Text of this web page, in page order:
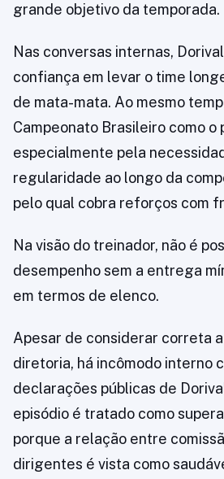
grande objetivo da temporada.
Nas conversas internas,
confiança em levar o time
de mata-mata. Ao mesmo
Campeonato Brasileiro como o
especialmente pela
regularidade ao longo da
pelo qual cobra reforços com
Na visão do treinador, não é
desempenho sem a entrega
em termos de elenco.
Apesar de considerar correta
diretoria, há incômodo interno
declarações públicas de
episódio é tratado como
porque a relação entre
dirigentes é vista como